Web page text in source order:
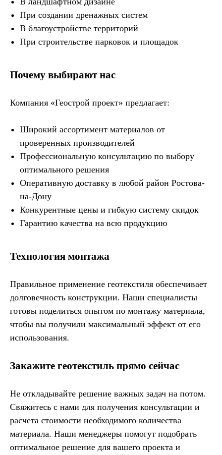
При создании дренажных систем
В благоустройстве территорий
При строительстве парковок и площадок
Почему выбирают нас
Компания «Геострой проект» предлагает:
Широкий ассортимент материалов от
проверенных производителей
Профессиональную консультацию по выбору
оптимального решения
Оперативную доставку в любой район Ростова-
на-Дону
Конкурентные цены и гибкую систему скидок
Гарантию качества на всю продукцию
Технология монтажа
Правильное применение геотекстиля обеспечивает
долговечность конструкции. Наши специалисты
готовы поделиться опытом по монтажу материала,
чтобы вы получили максимальный эффект от его
использования.
Закажите геотекстиль прямо сейчас
Не откладывайте решение важных задач на потом.
Свяжитесь с нами для получения консультации и
расчета стоимости необходимого количества
материала. Наши менеджеры помогут подобрать
оптимальное решение для вашего проекта и